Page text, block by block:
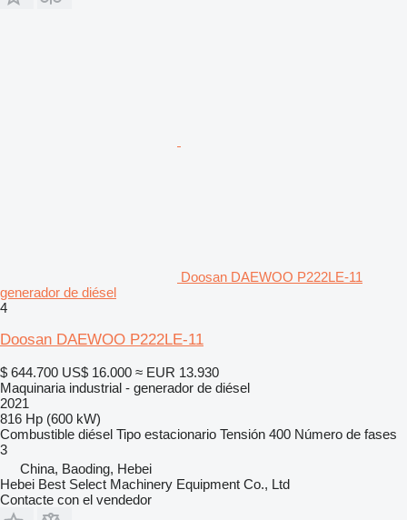
Doosan DAEWOO P222LE-11
generador de diésel
4
Doosan DAEWOO P222LE-11
$ 644.700 US$ 16.000 ≈ EUR 13.930
Maquinaria industrial - generador de diésel
2021
816 Hp (600 kW)
Combustible diésel Tipo estacionario Tensión 400 Número de fases
3
China, Baoding, Hebei
Hebei Best Select Machinery Equipment Co., Ltd
Contacte con el vendedor